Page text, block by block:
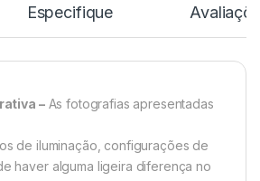
Especifique
–As fotografias apresentadas
de iluminação, configurações de
haver alguma ligeira diferença no